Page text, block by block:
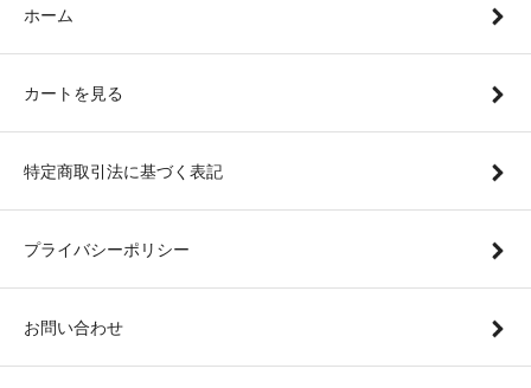
ホーム
カートを見る
特定商取引法に基づく表記
プライバシーポリシー
お問い合わせ